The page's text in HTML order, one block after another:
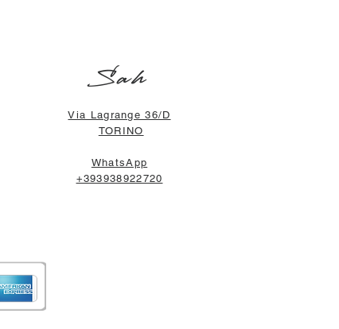
Sah
Via Lagrange 36/D
TORINO
WhatsApp
+393938922720